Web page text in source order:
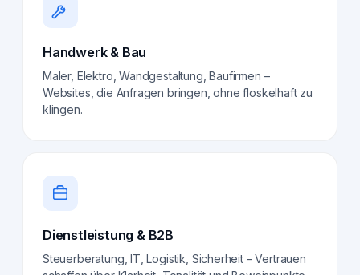
Handwerk & Bau
Maler, Elektro, Wandgestaltung, Baufirmen –
Websites, die Anfragen bringen, ohne floskelhaft zu
klingen.
Dienstleistung & B2B
Steuerberatung, IT, Logistik, Sicherheit – Vertrauen